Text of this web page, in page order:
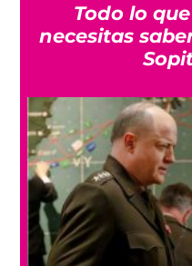
Todo lo
necesitas